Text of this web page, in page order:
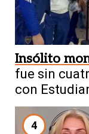
Insólito
fue sin
con
4